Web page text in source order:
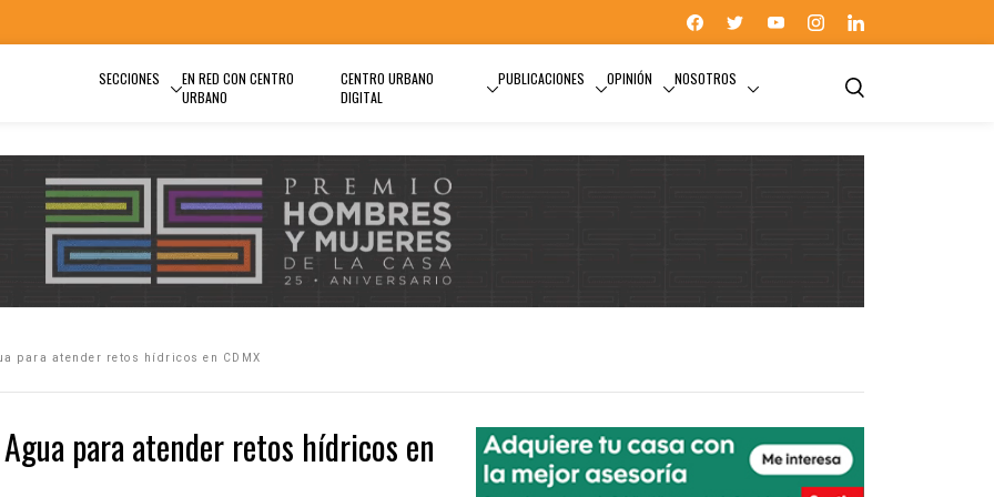
SECCIONES
EN RED CON CENTRO
URBANO
CENTRO URBANO
DIGITAL
PUBLICACIONES OPINIÓN NOSOTROS
para atender retos hídricos en CDMX
para atender retos hídricos en